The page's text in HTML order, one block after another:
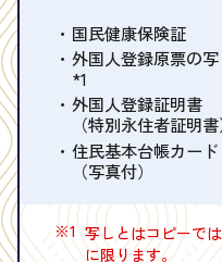
国民健康保険証
外国人登録原票の写
*1
外国人登録証明書
（特別永住者証明書
住民基本台帳カード
（写真付）
※1 写しとはコピーで
に限ります。